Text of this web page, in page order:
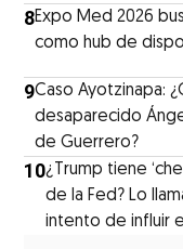
8Expo Med 2026
como hub de
9Caso Ayotzinapa:
desaparecido
de Guerrero?
10¿Trump tiene
de la Fed? Lo
intento de influir